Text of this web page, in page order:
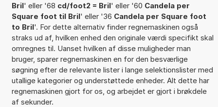
Bril' eller '68 cd/foot2 = Bril' eller '60 Candela per
Square foot til Bril' eller '36 Candela per Square foot
to Bril'. For dette alternativ finder regnemaskinen også
straks ud af, hvilken enhed den originale værdi specifikt skal
omregnes til. Uanset hvilken af disse muligheder man
bruger, sparer regnemaskinen en for den besværlige
søgning efter de relevante lister i lange selektionslister med
utallige kategorier og understøttede enheder. Alt dette har
regnemaskinen gjort for os, og arbejdet er gjort i brøkdele
af sekunder.